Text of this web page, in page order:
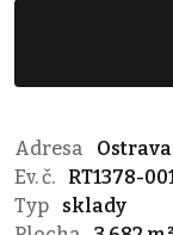
Adresa
Ostrava
Ev. č.
RT1378-
Typ
sklady